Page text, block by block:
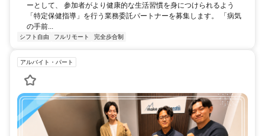
ーとして、 参加者がより健康的な生活習慣を身につけられるよう
「特定保健指導」を行う業務委託パートナーを募集します。 「病気
の手前...
シフト自由 フルリモート 完全歩合制
アルバイト・パート